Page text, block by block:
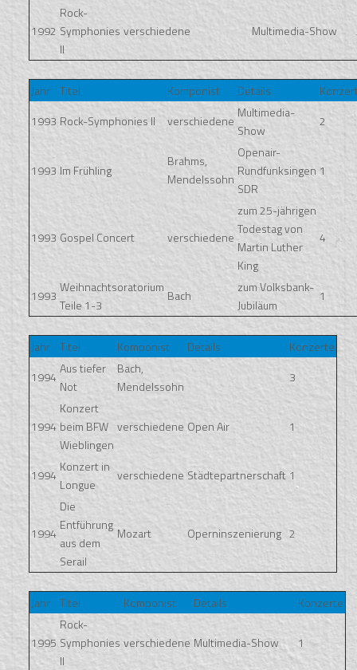
1992
Rock-
Symphonies
II
verschiedene Multimedia-Show
Jahr Titel Komponist Details
1993 Rock-Symphonies II verschiedene
Multimedia-
Show
2
1993 Im Frühling
Brahms,
Mendelssohn
Openair-
Rundfunksingen
SDR
1
1993 Gospel Concert verschiedene
zum 25-jährigen
Todestag von
Martin Luther
King
4
1993
Weihnachtsoratorium
Teile 1-3
Bach
zum Volksbank-
Jubiläum
1
Jahr Titel Komponist Details
Konzerte
1994
Aus tiefer
Not
Bach,
Mendelssohn
3
1994
Konzert
beim BFW
Wieblingen
verschiedene Open Air 1
1994
Konzert in
Longue
verschiedene Städtepartnerschaft 1
1994
Die
Entführung
aus dem
Serail
Mozart Operninszenierung 2
Jahr Titel Komponist Details Konzerte
1995
Rock-
Symphonies
II
verschiedene Multimedia-Show 1